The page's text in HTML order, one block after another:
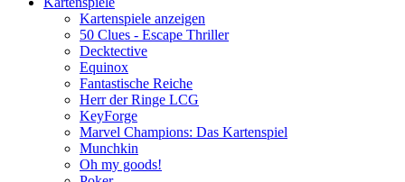
Kartenspiele anzeigen
50 Clues - Escape Thriller
Decktective
Equinox
Fantastische Reiche
Herr der Ringe LCG
KeyForge
Marvel Champions: Das Kartenspiel
Munchkin
Oh my goods!